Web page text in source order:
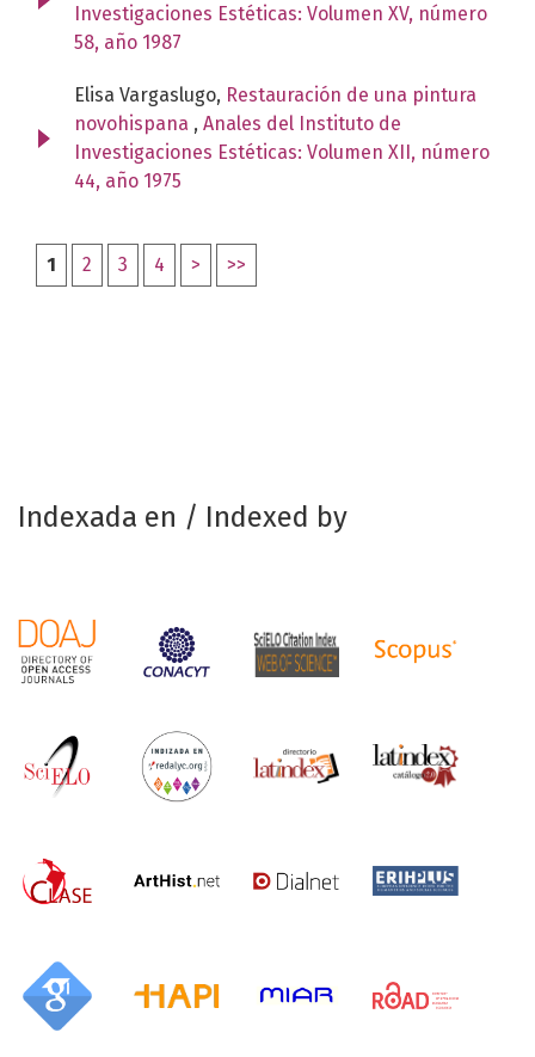
Investigaciones Estéticas: Volumen XV, número
58, año 1987
Elisa Vargaslugo, Restauración de una pintura
novohispana , Anales del Instituto de
Investigaciones Estéticas: Volumen XII, número
44, año 1975
1 2 3 4 > >>
Indexada en / Indexed by